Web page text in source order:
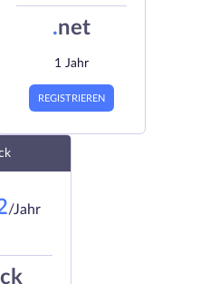
.net
1 Jahr
REGISTRIEREN
/Jahr